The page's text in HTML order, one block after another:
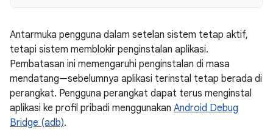
Antarmuka pengguna dalam setelan sistem tetap aktif,
tetapi sistem memblokir penginstalan aplikasi.
Pembatasan ini memengaruhi penginstalan di masa
mendatang—sebelumnya aplikasi terinstal tetap berada di
perangkat. Pengguna perangkat dapat terus menginstal
aplikasi ke profil pribadi menggunakan Android Debug
Bridge (adb).